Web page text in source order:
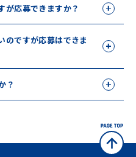
が応募できますか？
のですが応募はできま
？